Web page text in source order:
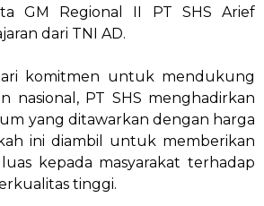
GM Regional II PT SHS Arief
dari TNI AD.
komitmen untuk mendukung
nasional, PT SHS menghadirkan
yang ditawarkan dengan harga
ini diambil untuk memberikan
kepada masyarakat terhadap
tinggi.